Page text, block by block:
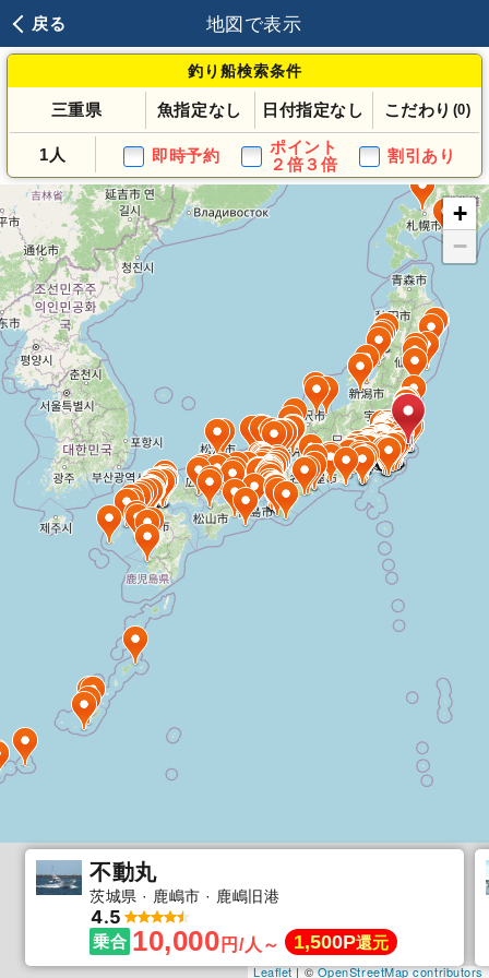
戻る 地図で表示
釣り船検索条件
三重県 魚指定なし 日付指定なし こだわり (0)
1人 即時予約
ポイント
２倍３倍
割引あり
+
−
Leaflet| ©OpenStreetMap contributors
不動丸
茨城県 鹿嶋市 鹿嶋旧港
4.5
乗合 10,000 円/人～ 1,500P還元